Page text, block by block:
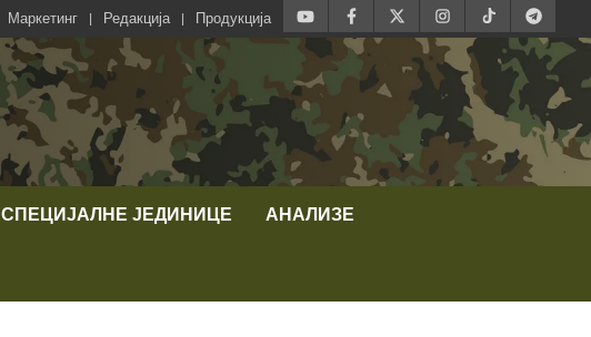
Маркетинг Редакција Продукција
СПЕЦИЈАЛНЕ ЈЕДИНИЦЕ АНАЛИЗЕ